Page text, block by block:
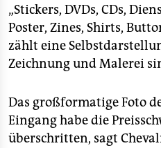
„Stickers, DVDs, CDs,
Poster, Zines, Shirts,
zählt eine
Zeichnung und Malerei
Das großformatige Foto
Eingang habe die
überschritten, sagt